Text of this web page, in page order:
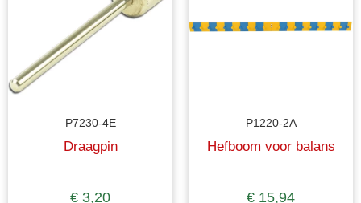
P7230-4E
Draagpin
€ 3,20
P1220-2A
Hefboom voor balans
€ 15,94